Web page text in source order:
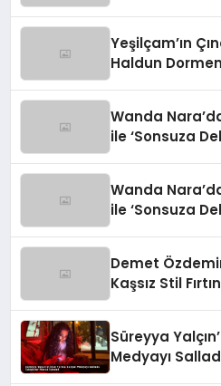
Yeşilçam’ın
Haldun
Wanda
ile ‘Sonsuza
Wanda
ile ‘Sonsuza
Demet
Kaşsız Stil
Süreyya
Medyayı